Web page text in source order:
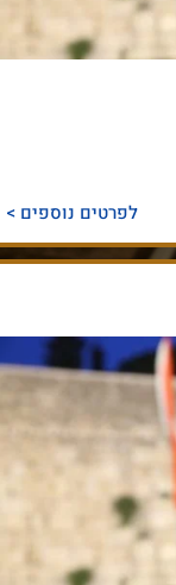
לפרטים נוספים >